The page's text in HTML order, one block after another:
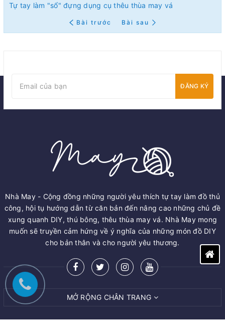
Tự tay làm "sổ" đựng dụng cụ thêu thùa may vá
Bài trước Bài sau
ĐĂNG KÝ
Nhà May - Cộng đồng những người yêu thích tự tay làm đồ thủ
công, hội tụ hướng dẫn từ căn bản đến nâng cao những chủ đề
xung quanh DIY, thú bông, thêu thùa may vá. Nhà May mong
muốn sẽ truyền cảm hứng về ý nghĩa của những món đồ DIY
cho bản thân và cho người yêu thương.
MỞ RỘNG CHÂN TRANG